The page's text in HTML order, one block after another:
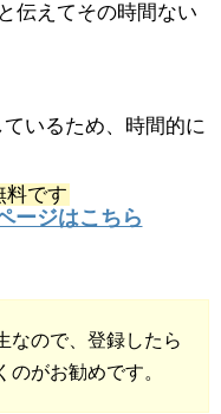
と伝えてその時間ない
いるため、時間的に
料です
ージはこちら
なので、登録したら
がお勧めです。